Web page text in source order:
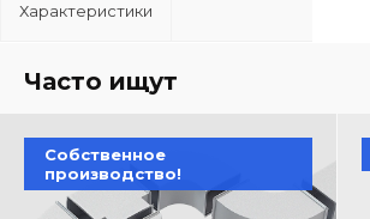
Характеристики
Часто ищут
Собственное
производство!